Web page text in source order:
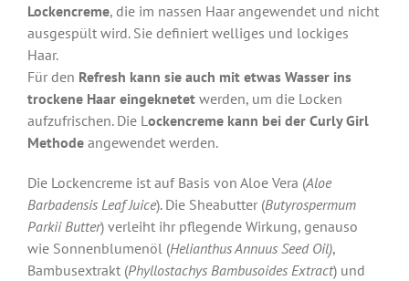
Lockencreme, die im nassen Haar angewendet und nicht
ausgespült wird. Sie definiert welliges und lockiges
Haar.
Für den Refresh kann sie auch mit etwas Wasser ins
trockene Haar eingeknetetwerden, um die Locken
aufzufrischen. Die L ockencreme kann bei der Curly Girl
Methodeangewendet werden.
Die Lockencreme ist auf Basis von Aloe Vera (Aloe
Barbadensis Leaf Juice). Die Sheabutter (Butyrospermum
Parkii Butter) verleiht ihr pflegende Wirkung, genauso
wie Sonnenblumenöl (Helianthus Annuus Seed Oil),
Bambusextrakt (Phyllostachys Bambusoides Extract) und